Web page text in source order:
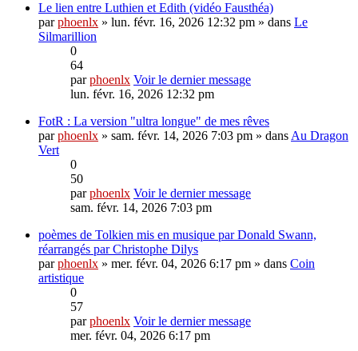
Le lien entre Luthien et Edith (vidéo Fausthéa)
parphoenlx » lun. févr. 16, 2026 12:32 pm » dans Le
Silmarillion
0
64
parphoenlx Voir le dernier message
lun. févr. 16, 2026 12:32 pm
FotR : La version "ultra longue" de mes rêves
parphoenlx » sam. févr. 14, 2026 7:03 pm » dans Au Dragon
Vert
0
50
parphoenlx Voir le dernier message
sam. févr. 14, 2026 7:03 pm
poèmes de Tolkien mis en musique par Donald Swann,
réarrangés par Christophe Dilys
parphoenlx » mer. févr. 04, 2026 6:17 pm » dans Coin
artistique
0
57
parphoenlx Voir le dernier message
mer. févr. 04, 2026 6:17 pm